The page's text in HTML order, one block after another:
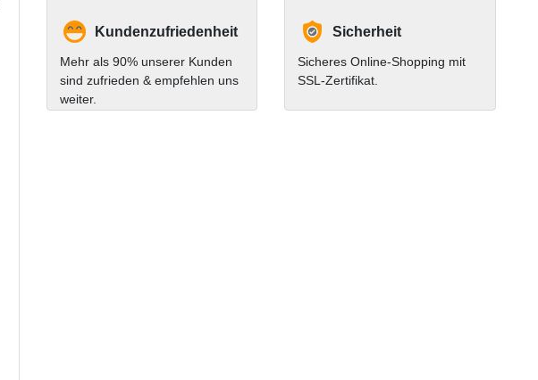
Kundenzufriedenheit
Mehr als 90% unserer Kunden
sind zufrieden & empfehlen uns
weiter.
Sicherheit
Sicheres Online-Shopping mit
SSL-Zertifikat.